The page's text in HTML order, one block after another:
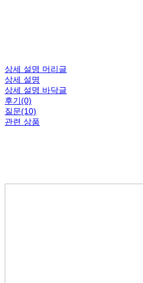
상세 설명 머리글
상세 설명
상세 설명 바닥글
후기(0)
질문(10)
관련 상품